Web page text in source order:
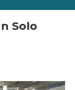
Solo